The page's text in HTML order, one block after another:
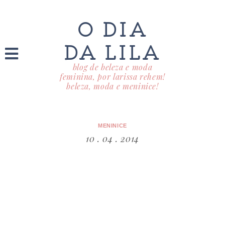
O DIA
DA LILA
blog de beleza e moda
feminina, por larissa rehem!
beleza, moda e meninice!
MENINICE
10 . 04 . 2014